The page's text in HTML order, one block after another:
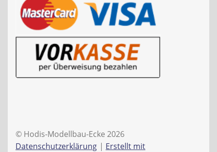
© Hodis-Modellbau-Ecke 2026
Datenschutzerklärung
Erstellt mit